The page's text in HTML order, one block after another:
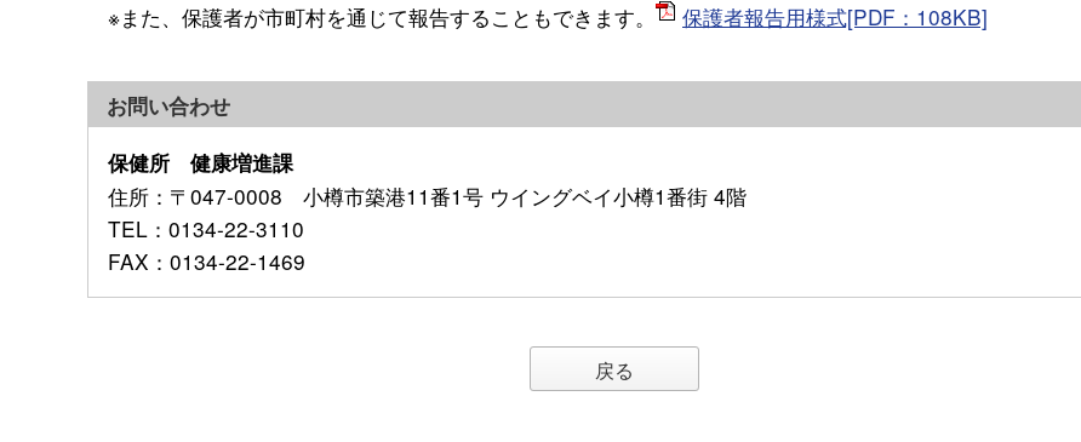
※また、保護者が市町村を通じて報告することもできます。
保護者報告用様式[PDF：108KB]
お問い合わせ
保健所 健康増進課
住所 ：〒047-0008 小樽市築港11番1号 ウイングベイ小樽1番街 4階
TEL ：0134-22-3110
FAX ：0134-22-1469
戻る